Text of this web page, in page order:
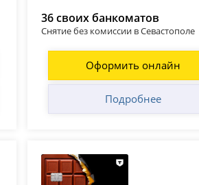
36 своих банкоматов
Снятие без комиссии в Севастополе
Оформить онлайн
Подробнее